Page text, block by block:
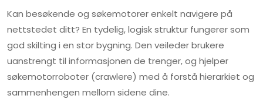
Kan besøkende og søkemotorer enkelt navigere på
nettstedet ditt? En tydelig, logisk struktur fungerer som
god skilting i en stor bygning. Den veileder brukere
uanstrengt til informasjonen de trenger, og hjelper
søkemotorroboter (crawlere) med å forstå hierarkiet og
sammenhengen mellom sidene dine.